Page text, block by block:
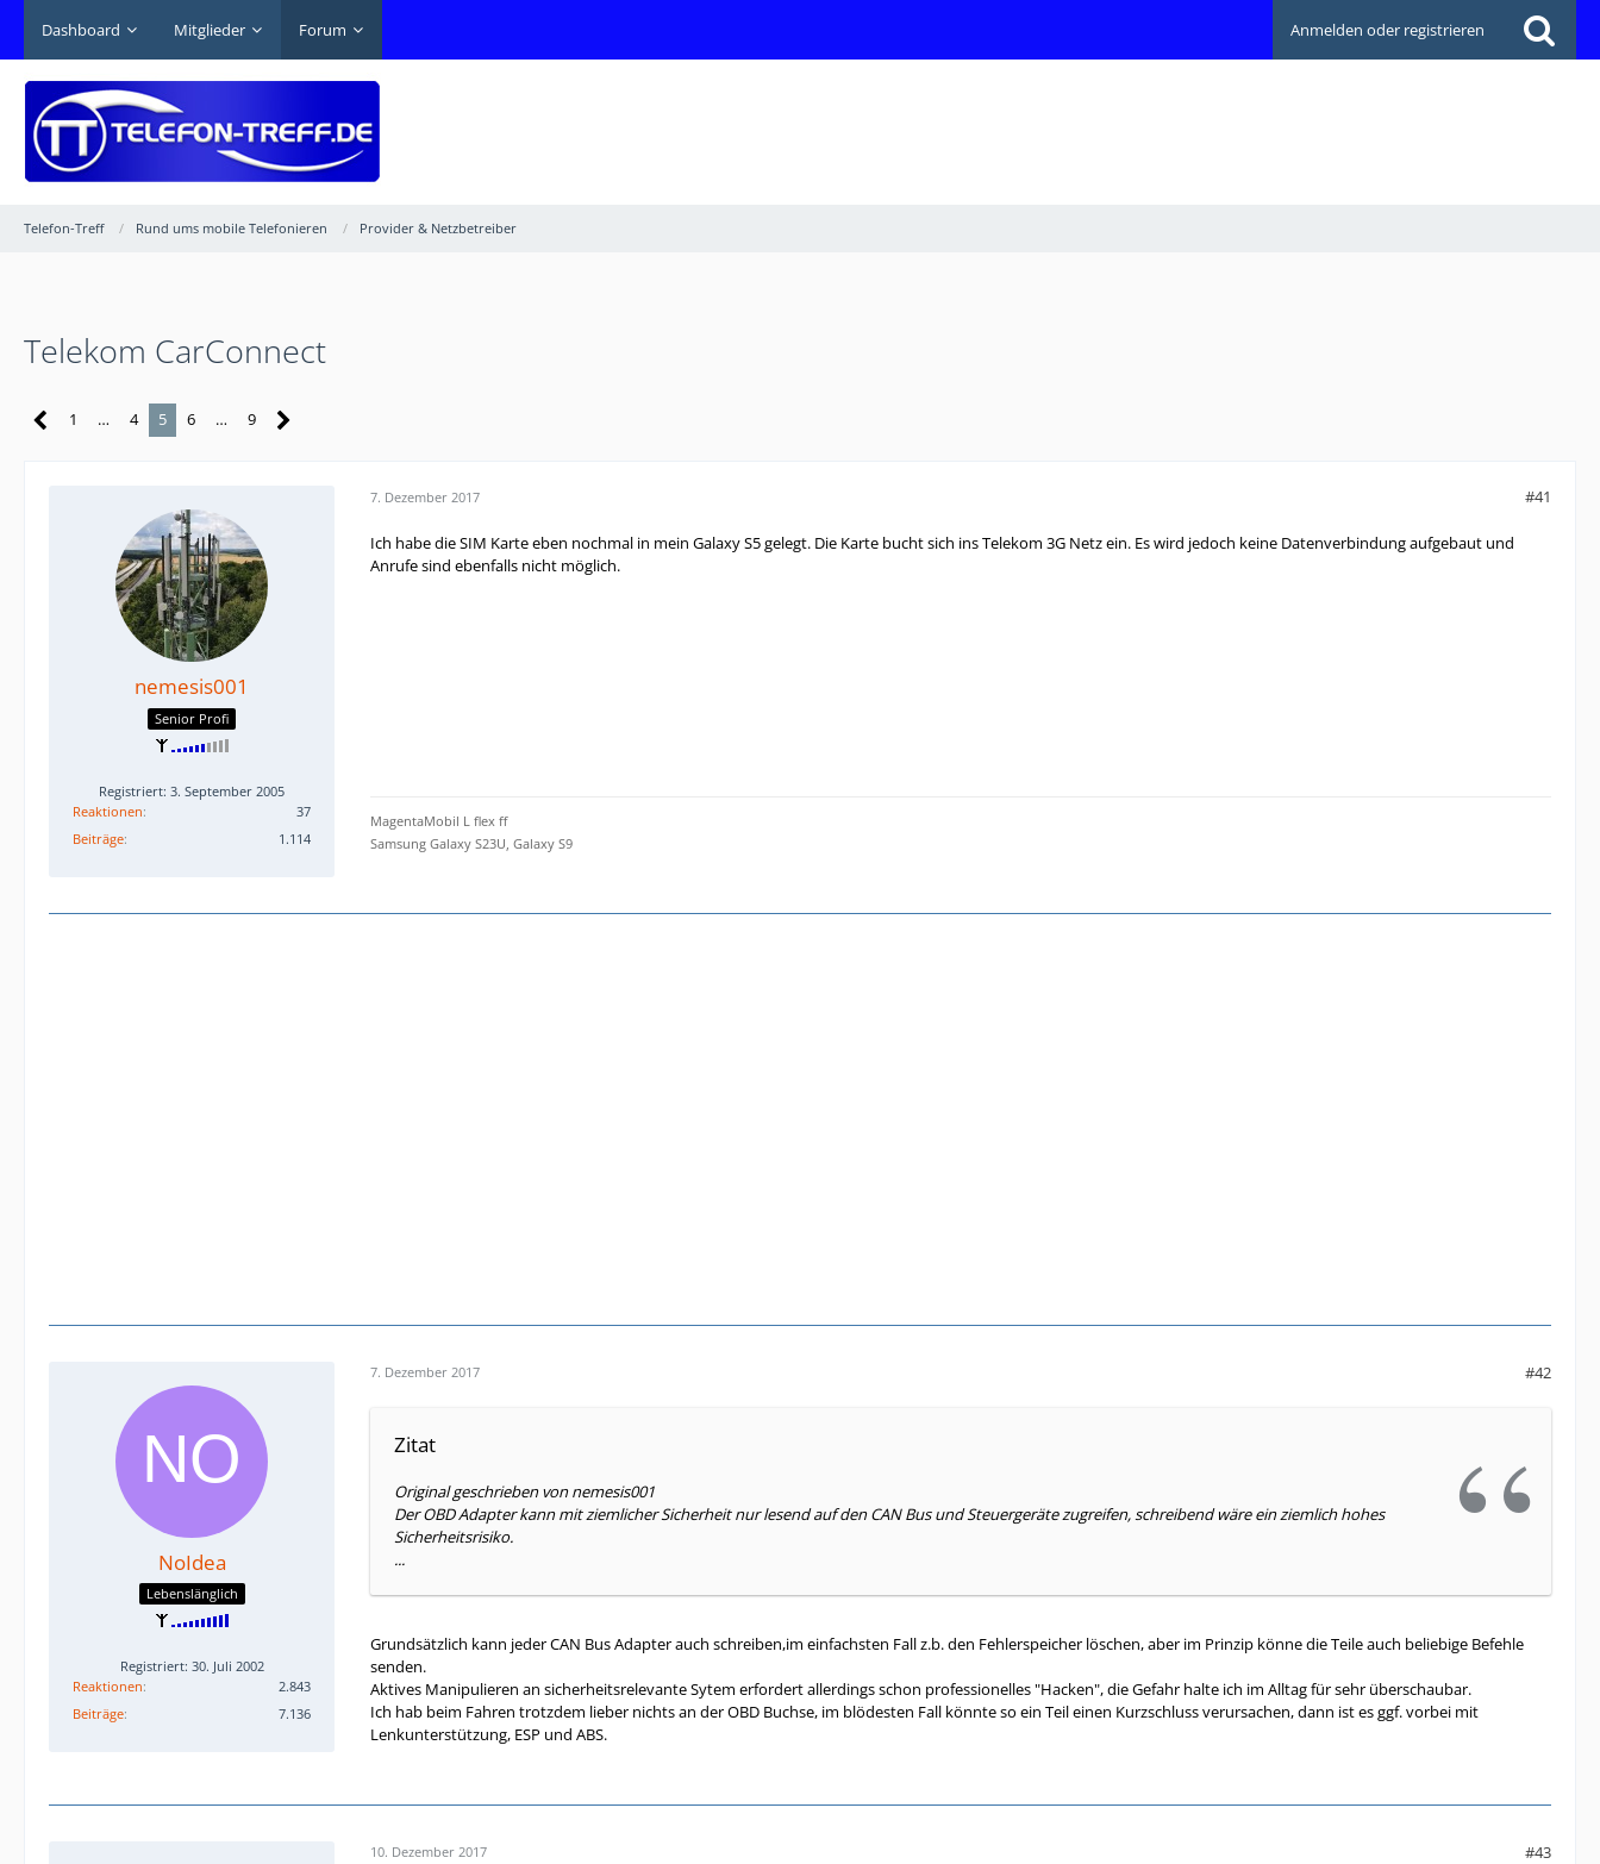
Dashboard Mitglieder Forum Anmelden oder registrieren
Telefon-Treff Rund ums mobile Telefonieren Provider & Netzbetreiber
Telekom CarConnect
1 … 4 5 6 … 9
nemesis001
Senior Profi
Registriert: 3. September 2005
Reaktionen
37
Beiträge
1.114
7. Dezember 2017 #41
Ich habe die SIM Karte eben nochmal in mein Galaxy S5 gelegt. Die Karte bucht sich ins Telekom 3G Netz ein. Es wird jedoch keine Datenverbindung aufgebaut und
Anrufe sind ebenfalls nicht möglich.
MagentaMobil L flex ff
Samsung Galaxy S23U, Galaxy S9
NoIdea
Lebenslänglich
Registriert: 30. Juli 2002
Reaktionen
2.843
Beiträge
7.136
7. Dezember 2017 #42
Zitat
Original geschrieben von nemesis001
Der OBD Adapter kann mit ziemlicher Sicherheit nur lesend auf den CAN Bus und Steuergeräte zugreifen, schreibend wäre ein ziemlich hohes
Sicherheitsrisiko.
...
Grundsätzlich kann jeder CAN Bus Adapter auch schreiben,im einfachsten Fall z.b. den Fehlerspeicher löschen, aber im Prinzip könne die Teile auch beliebige Befehle
senden.
Aktives Manipulieren an sicherheitsrelevante Sytem erfordert allerdings schon professionelles "Hacken", die Gefahr halte ich im Alltag für sehr überschaubar.
Ich hab beim Fahren trotzdem lieber nichts an der OBD Buchse, im blödesten Fall könnte so ein Teil einen Kurzschluss verursachen, dann ist es ggf. vorbei mit
Lenkunterstützung, ESP und ABS.
10. Dezember 2017 #43